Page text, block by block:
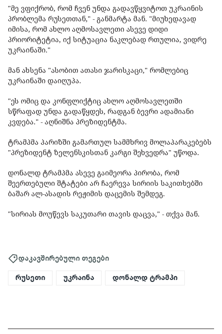
"მე ვფიქრობ, რომ ჩვენ უნდა გადავწყვიტოთ უკრაინის
პრობლემა რუსეთთან," - განმარტა მან. "მიუხედავად
იმისა, რომ ახლო აღმოსავლეთი ასევე დიდი
პრიორიტეტია, იქ სიტუაცია ნაკლებად რთულია, ვიდრე
უკრაინაში."
მან ახსენა "ასობით ათასი ჯარისკაცი," რომლებიც
უკრაინაში დაიღუპა.
"ეს ომიც და კონფლიქტიც ახლო აღმოსავლეთში
სწრაფად უნდა გადაწყდეს, რადგან ბევრი ადამიანი
კვდება." - აღნიშნა პრეზიდენტმა.
ტრამპმა პარიზში გამართულ სამმხრივ მოლაპარაკებებს
"პრეზიდენტ ზელენსკისთან კარგი შეხვედრა" უწოდა.
დონალდ ტრამპმა ასევე გაიმეორა პირობა, რომ
შეერთებული შტატები არ ჩაერევა სირიის საკითხებში
ბაშარ ალ-ასადის რეჟიმის დაცემის შემდეგ.
"სირიას მოუწევს საკუთარი თავის დაცვა," - თქვა მან.
დაკავშირებული თეგები
რუსეთი უკრაინა დონალდ ტრამპი